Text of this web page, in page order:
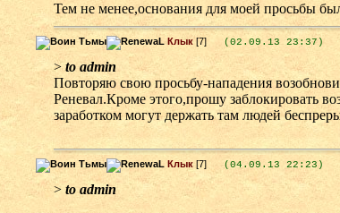
Тем не менее,основания для моей просьбы
Клык [7] (02.09.13 23:37)
>to admin
Повторяю свою просьбу-нападения
Реневал.Кроме этого,прошу заблокировать
заработком могут держать там людей
Клык [7] (04.09.13 22:23)
> to admin